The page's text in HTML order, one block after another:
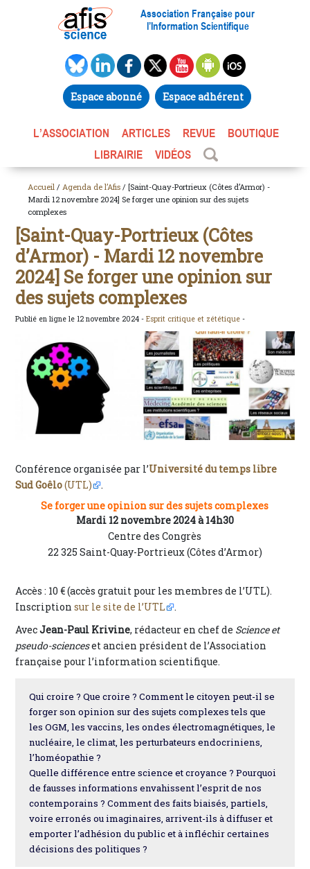
Association Française pour
l’Information Scientifique
Espace abonné Espace adhérent
L’ASSOCIATION ARTICLES REVUE
BOUTIQUE
LIBRAIRIE
VIDÉOS
Accueil / Agenda de l’Afis / [Saint-Quay-Portrieux (Côtes d’Armor) -
Mardi 12 novembre 2024] Se forger une opinion sur des sujets
complexes
[Saint-Quay-Portrieux (Côtes
d’Armor) - Mardi 12 novembre
2024] Se forger une opinion sur
des sujets complexes
Publié en ligne le 12 novembre 2024 -Esprit critique et zététique -
Conférence organisée par l’Université du temps libre
Sud Goêlo(UTL)
.
Se forger une opinion sur des sujets complexes
Mardi 12 novembre 2024 à 14h30
Centre des Congrès
22 325 Saint-Quay-Portrieux (Côtes d’Armor)
Accès : 10 € (accès gratuit pour les membres de l’UTL).
Inscriptionsur le site de l’UTL
.
AvecJean-Paul Krivine, rédacteur en chef de Science et
pseudo-scienceset ancien président de l’Association
française pour l’information scientifique.
Qui croire ? Que croire ? Comment le citoyen peut-il se
forger son opinion sur des sujets complexes tels que
les OGM, les vaccins, les ondes électromagnétiques, le
nucléaire, le climat, les perturbateurs endocriniens,
l’homéopathie ?
Quelle différence entre science et croyance ? Pourquoi
de fausses informations envahissent l’esprit de nos
contemporains ? Comment des faits biaisés, partiels,
voire erronés ou imaginaires, arrivent-ils à diffuser et
emporter l’adhésion du public et à infléchir certaines
décisions des politiques ?